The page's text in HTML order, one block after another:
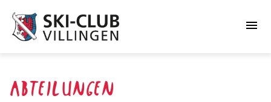
menu
ABTEILUNGEN